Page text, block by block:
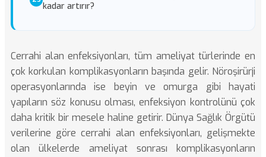
kadar artırır?
Cerrahi alan enfeksiyonları, tüm ameliyat türlerinde en
çok korkulan komplikasyonların başında gelir. Nöroşirürji
operasyonlarında ise beyin ve omurga gibi hayati
yapıların söz konusu olması, enfeksiyon kontrolünü çok
daha kritik bir mesele haline getirir. Dünya Sağlık Örgütü
verilerine göre cerrahi alan enfeksiyonları, gelişmekte
olan ülkelerde ameliyat sonrası komplikasyonların